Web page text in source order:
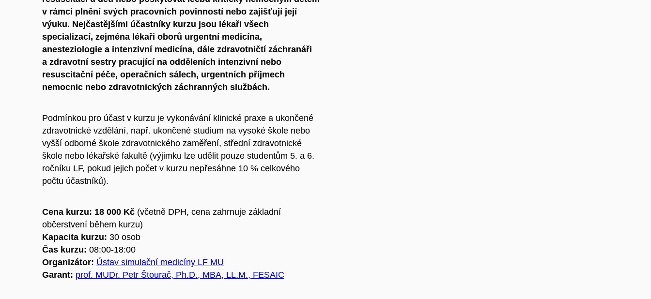
v rámci plnění svých pracovních povinností nebo zajišťují její
výuku. Nejčastějšími účastníky kurzu jsou lékaři všech
specializací, zejména lékaři oborů urgentní medicína,
anesteziologie a intenzivní medicína, dále zdravotničtí záchranáři
a zdravotní sestry pracující na odděleních intenzivní nebo
resuscitační péče, operačních sálech, urgentních příjmech
nemocnic nebo zdravotnických záchranných službách.
Podmínkou pro účast v kurzu je vykonávání klinické praxe a ukončené
zdravotnické vzdělání, např. ukončené studium na vysoké škole nebo
vyšší odborné škole zdravotnického zaměření, střední zdravotnické
škole nebo lékařské fakultě (výjimku lze udělit pouze studentům 5. a 6.
ročníku LF, pokud jejich počet v kurzu nepřesáhne 10 % celkového
počtu účastníků).
Cena kurzu: 18 000 Kč (včetně DPH, cena zahrnuje základní
občerstvení během kurzu)
Kapacita kurzu: 30 osob
Čas kurzu: 08:00-18:00
Organizátor: Ústav simulační medicíny LF MU
Garant: prof. MUDr. Petr Štourač, Ph.D., MBA, LL.M., FESAIC